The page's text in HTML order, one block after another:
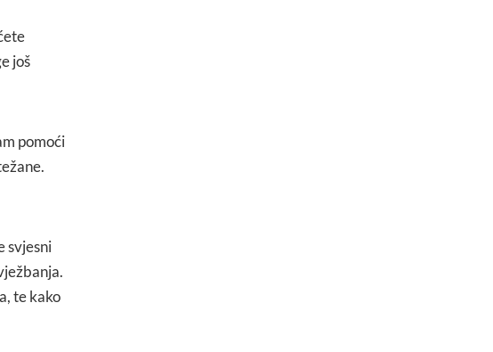
još
pomoći
svjesni
te kako